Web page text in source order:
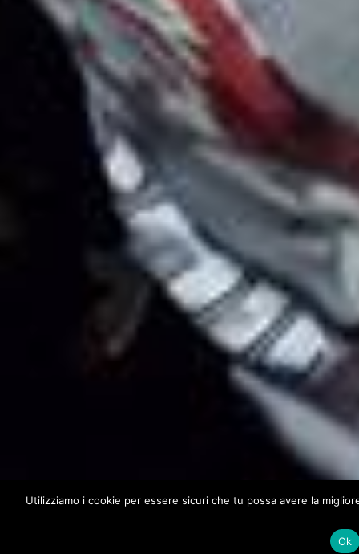
Utilizziamo i cookie per essere sicuri che tu possa avere la
Ok